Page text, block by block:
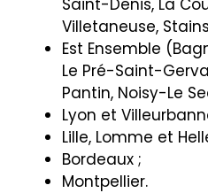
Saint-Denis, La
Villetaneuse,
Est Ensemble
Le Pré-Saint-
Pantin, Noisy-Le
Lyon et
Lille, Lomme et
Bordeaux ;
Montpellier.